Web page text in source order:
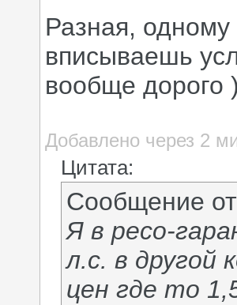
Разная, одному
вписываешь
вообще дорого
Добавлено через 2
Цитата:
Сообщение
Я в ресо-
л.с. в другой
цен где то